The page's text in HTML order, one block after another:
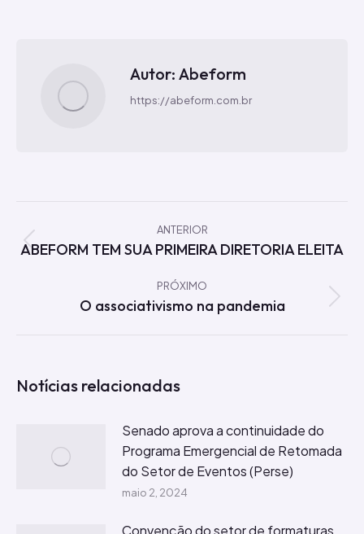
Autor: Abeform
https://abeform.com.br
de
post:
ANTERIOR
Post
ABEFORM TEM SUA PRIMEIRA DIRETORIA ELEITA
PRÓXIMO
Próximo
O associativismo na pandemia
Notícias relacionadas
Senado aprova a continuidade do
Programa Emergencial de Retomada
do Setor de Eventos (Perse)
maio 2, 2024
Convenção do setor de formaturas